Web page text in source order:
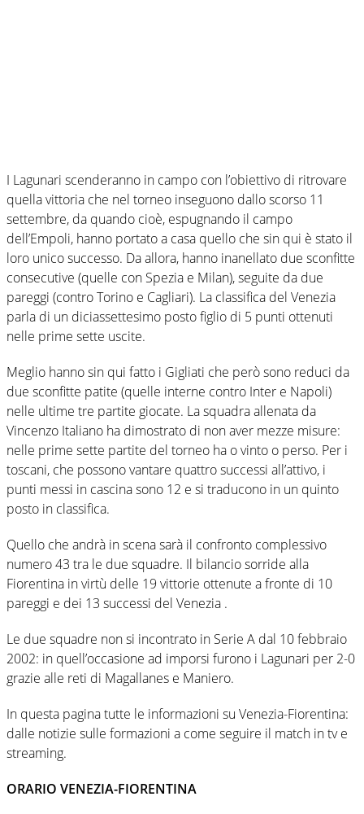
I Lagunari scenderanno in campo con l’obiettivo di ritrovare
quella vittoria che nel torneo inseguono dallo scorso 11
settembre, da quando cioè, espugnando il campo
dell’Empoli, hanno portato a casa quello che sin qui è stato il
loro unico successo. Da allora, hanno inanellato due sconfitte
consecutive (quelle con Spezia e Milan), seguite da due
pareggi (contro Torino e Cagliari). La classifica del Venezia
parla di un diciassettesimo posto figlio di 5 punti ottenuti
nelle prime sette uscite.
Meglio hanno sin qui fatto i Gigliati che però sono reduci da
due sconfitte patite (quelle interne contro Inter e Napoli)
nelle ultime tre partite giocate. La squadra allenata da
Vincenzo Italiano ha dimostrato di non aver mezze misure:
nelle prime sette partite del torneo ha o vinto o perso. Per i
toscani, che possono vantare quattro successi all’attivo, i
punti messi in cascina sono 12 e si traducono in un quinto
posto in classifica.
Quello che andrà in scena sarà il confronto complessivo
numero 43 tra le due squadre. Il bilancio sorride alla
Fiorentina in virtù delle 19 vittorie ottenute a fronte di 10
pareggi e dei 13 successi del Venezia .
Le due squadre non si incontrato in Serie A dal 10 febbraio
2002: in quell’occasione ad imporsi furono i Lagunari per 2-0
grazie alle reti di Magallanes e Maniero.
In questa pagina tutte le informazioni su Venezia-Fiorentina:
dalle notizie sulle formazioni a come seguire il match in tv e
streaming.
ORARIO VENEZIA-FIORENTINA